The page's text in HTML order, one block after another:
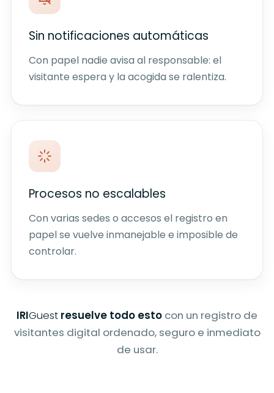
Sin notificaciones automáticas
Con papel nadie avisa al responsable: el
visitante espera y la acogida se ralentiza.
Procesos no escalables
Con varias sedes o accesos el registro en
papel se vuelve inmanejable e imposible de
controlar.
IRIGuest resuelve todo esto con un registro de
visitantes digital ordenado, seguro e inmediato
de usar.